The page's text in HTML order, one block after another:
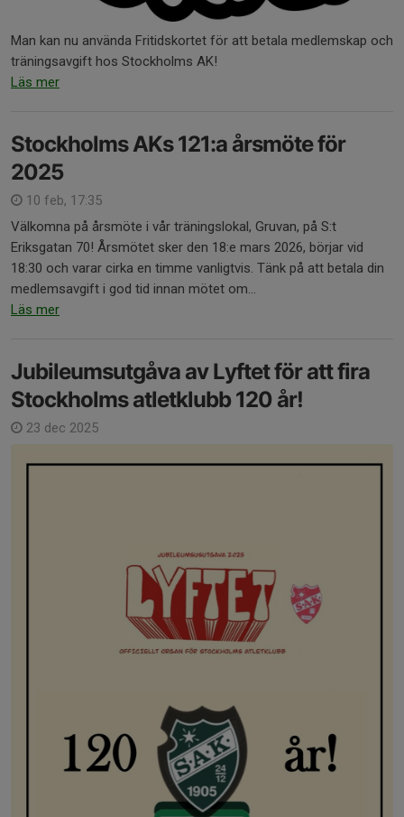
Man kan nu använda Fritidskortet för att betala medlemskap och
träningsavgift hos Stockholms AK!
Läs mer
Stockholms AKs 121:a årsmöte för
2025
10 feb, 17:35
Välkomna på årsmöte i vår träningslokal, Gruvan, på S:t
Eriksgatan 70! Årsmötet sker den 18:e mars 2026, börjar vid
18:30 och varar cirka en timme vanligtvis. Tänk på att betala din
medlemsavgift i god tid innan mötet om...
Läs mer
Jubileumsutgåva av Lyftet för att fira
Stockholms atletklubb 120 år!
23 dec 2025